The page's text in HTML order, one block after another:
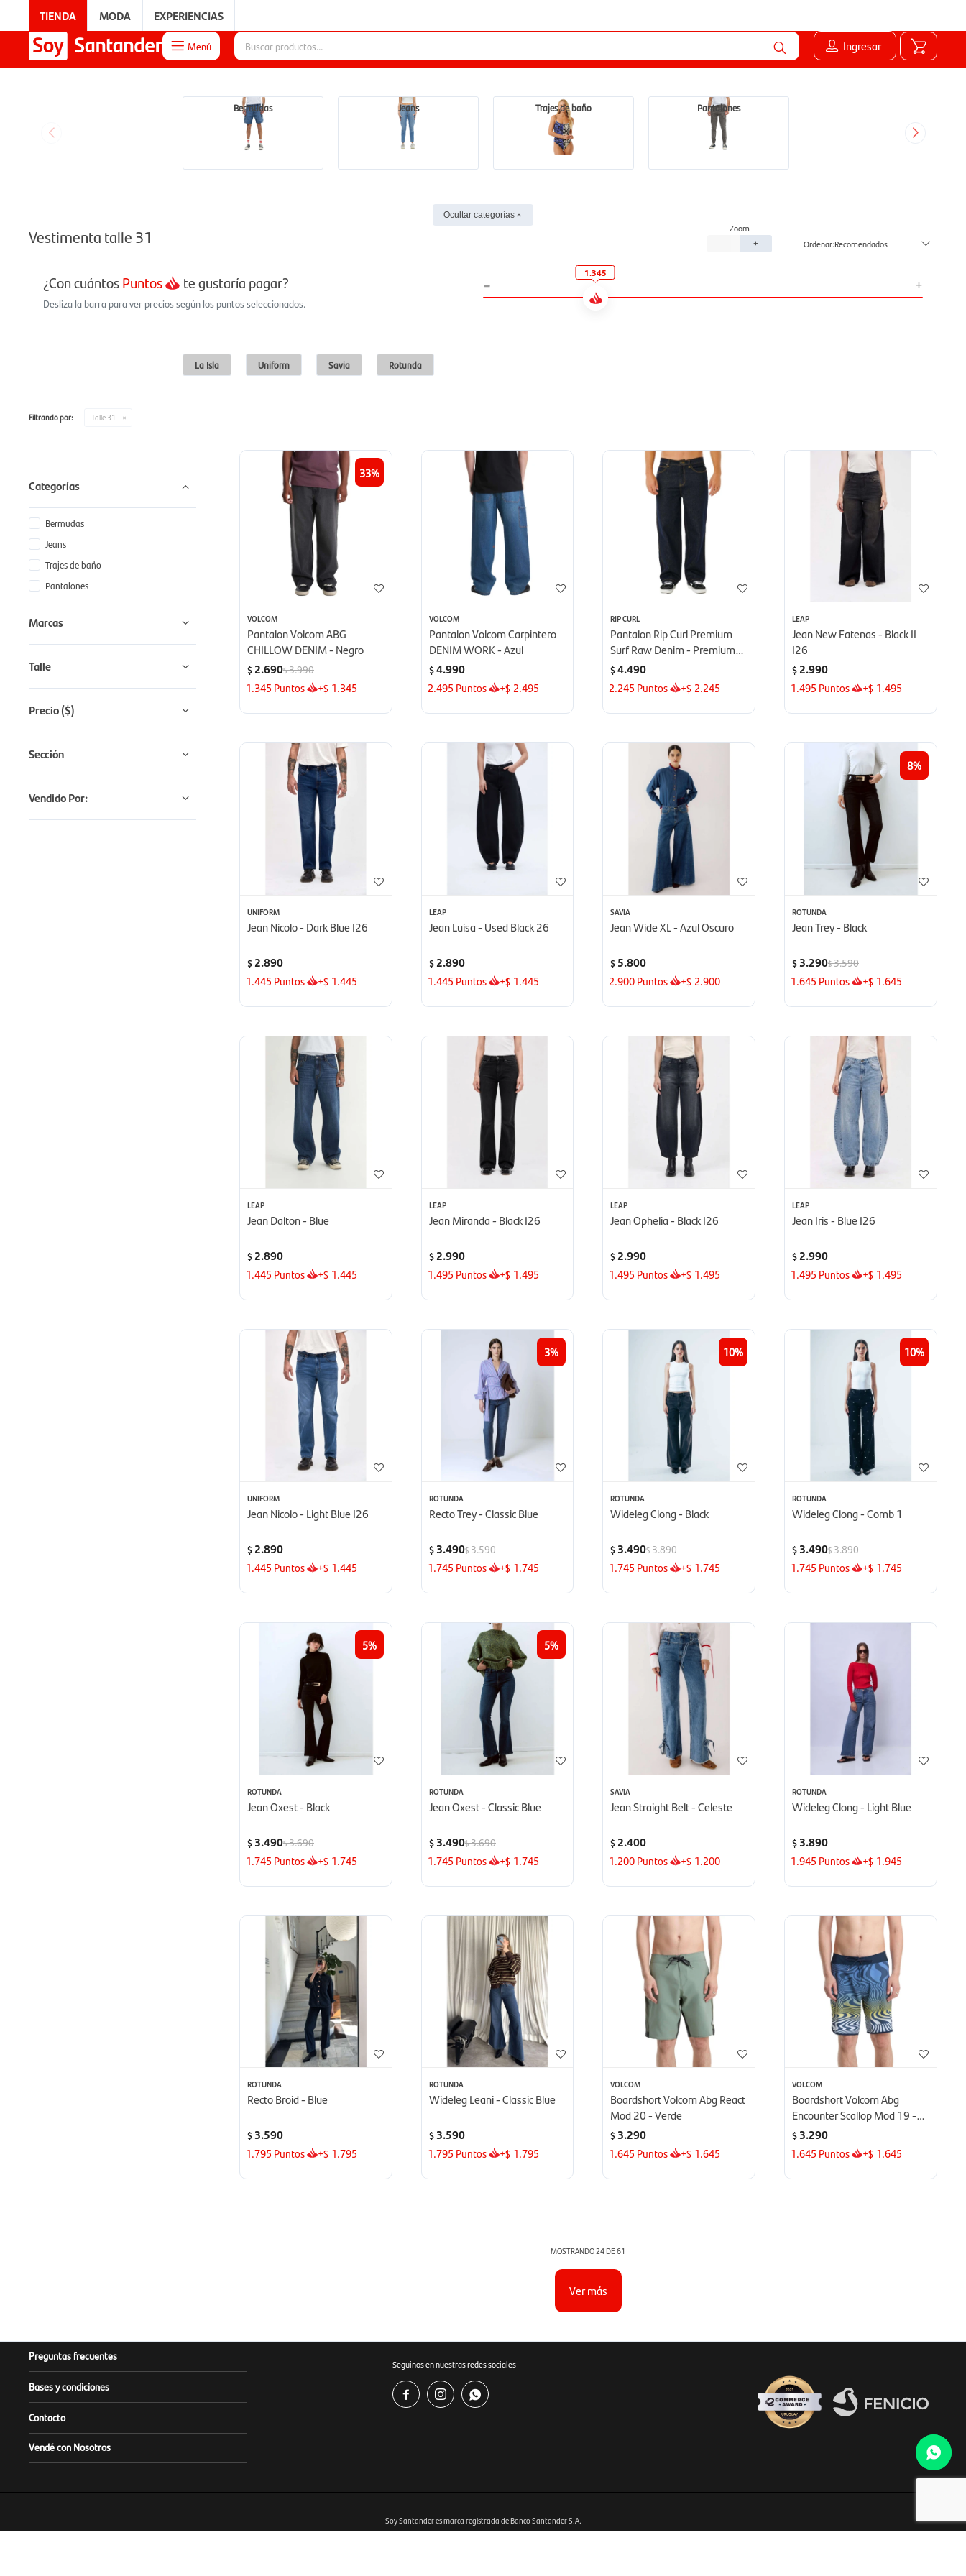
TIENDA MODA EXPERIENCIAS
 Menú Ingresar
Bermudas Jeans Trajes de baño Pantalones
Ocultar categorías
Vestimenta talle 31 - + Recomendados
¿Con cuántosPuntos te gustaría pagar?
Desliza la barra para ver precios según los puntos seleccionados.
- +
1.345
La Isla Uniform Savia Rotunda
Filtrando por: Talle 31
33
VOLCOM
Pantalon Volcom ABG
CHILLOW DENIM - Negro
$2.690$3.990
1.345 Puntos +$ 1.345
VOLCOM
Pantalon Volcom Carpintero
DENIM WORK - Azul
$4.990
2.495 Puntos +$ 2.495
RIP CURL
Pantalon Rip Curl Premium
Surf Raw Denim - Premium
Surf Raw Denim
$4.490
2.245 Puntos +$ 2.245
LEAP
Jean New Fatenas - Black II
I26
$2.990
1.495 Puntos +$ 1.495
UNIFORM
Jean Nicolo - Dark Blue I26
$2.890
1.445 Puntos +$ 1.445
LEAP
Jean Luisa - Used Black 26
$2.890
1.445 Puntos +$ 1.445
SAVIA
Jean Wide XL - Azul Oscuro
$ 5.800
2.900Puntos +$ 2.900
8
ROTUNDA
Jean Trey - Black
$ 3.290$3.590
1.645 Puntos +$ 1.645
LEAP
Jean Dalton - Blue
$2.890
1.445 Puntos +$ 1.445
LEAP
Jean Miranda - Black I26
$2.990
1.495 Puntos +$ 1.495
LEAP
Jean Ophelia - Black I26
$2.990
1.495 Puntos +$ 1.495
LEAP
Jean Iris - Blue I26
$2.990
1.495 Puntos +$ 1.495
UNIFORM
Jean Nicolo - Light Blue I26
$2.890
1.445 Puntos +$ 1.445
3
ROTUNDA
Recto Trey - Classic Blue
$ 3.490$3.590
1.745 Puntos +$ 1.745
10
ROTUNDA
Wideleg Clong - Black
$ 3.490$3.890
1.745 Puntos +$ 1.745
10
ROTUNDA
Wideleg Clong - Comb 1
$ 3.490$3.890
1.745 Puntos +$ 1.745
5
ROTUNDA
Jean Oxest - Black
$ 3.490$3.690
1.745 Puntos +$ 1.745
5
ROTUNDA
Jean Oxest - Classic Blue
$ 3.490$3.690
1.745 Puntos +$ 1.745
SAVIA
Jean Straight Belt - Celeste
$ 2.400
1.200Puntos +$ 1.200
ROTUNDA
Wideleg Clong - Light Blue
$ 3.890
1.945 Puntos +$ 1.945
ROTUNDA
Recto Broid - Blue
$ 3.590
1.795 Puntos +$ 1.795
ROTUNDA
Wideleg Leani - Classic Blue
$ 3.590
1.795 Puntos +$ 1.795
VOLCOM
Boardshort Volcom Abg React
Mod 20 - Verde
$ 3.290
1.645 Puntos +$ 1.645
VOLCOM
Boardshort Volcom Abg
Encounter Scallop Mod 19 -
Azul
$ 3.290
1.645 Puntos +$ 1.645
MOSTRANDO24DE61
Ver más
Categorías
Bermudas
Jeans
Trajes de baño
Pantalones
Marcas
Talle
Precio($)
Sección
Vendido Por:
Preguntas frecuentes
Bases y condiciones
Contacto
Vendé con Nosotros
Seguinos en nuestras redes sociales
  
Fenicio eCommerce Uruguay
Soy Santander es marca registrada de Banco Santander S.A.
Ver bases y condiciones del programa enwww.soysantander.com.uy